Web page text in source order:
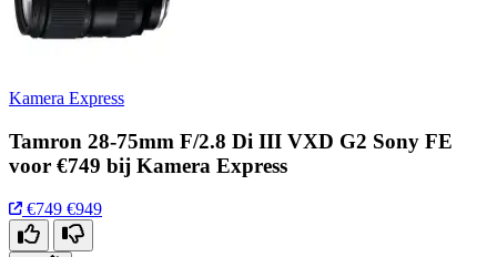
Kamera Express
Tamron 28-75mm F/2.8 Di III VXD G2 Sony FE
voor €749 bij Kamera Express
€749 €949